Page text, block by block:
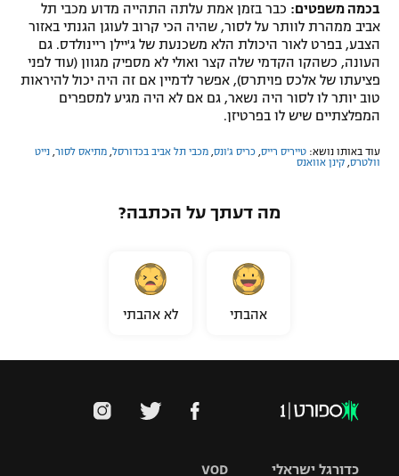
בכמה משפטים: כבר בזמן אמת עלתה התהייה מדוע מכבי תל
אביב ממהרת לוותר על לסור, שהיה הכי קרוב לעוגן הגנתי באזור
הצבע, בפרט לאור היכולת הלא משכנעת של ג'יילן ריינולדס. גם
העונה, כשהקו הקדמי שלה קצר ואולי לא מספיק מגוון (עוד לפני
פציעתו של אלכס פויתרס), אפשר לדמיין אם זה היה יכול להיראות
טוב יותר לו לסור היה נשאר, גם אם לא היה מגיע למספרים
המפלצתיים שיש לו בפרטיזן.
עוד באותו נושא: טייריס רייס כריס ג'ונס מכבי תל אביב בכדורסל מתיאס לסור נייט
וולטרס קינן אוואנס
מה דעתך על הכתבה?
אהבתי לא אהבתי
VOD כדורגל ישראלי